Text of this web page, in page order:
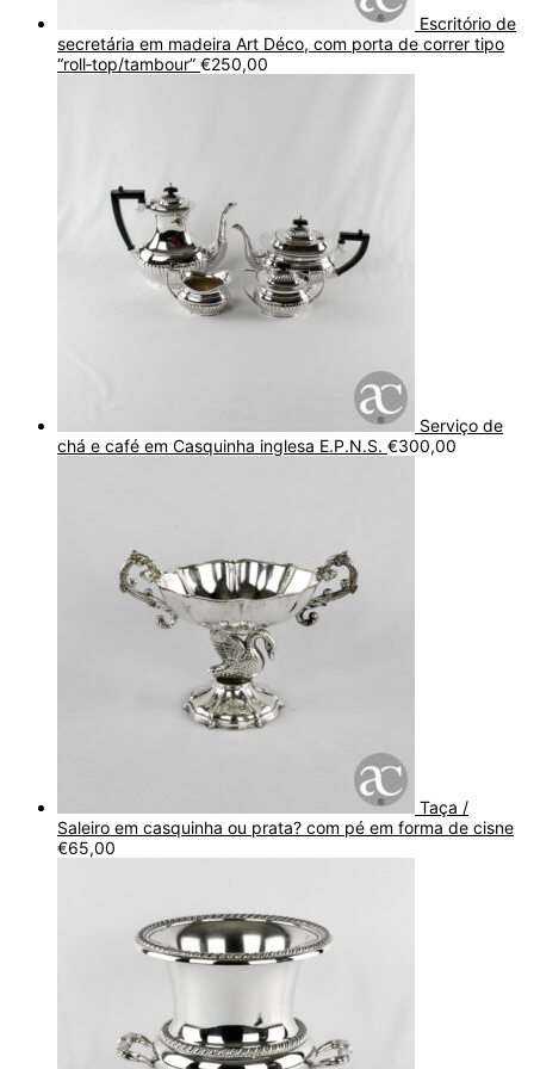
Escritório de
secretária em madeira Art Déco, com porta de correr tipo
“roll‑top/tambour” €250,00
Serviço de
chá e café em Casquinha inglesa E.P.N.S. €300,00
Taça /
Saleiro em casquinha ou prata? com pé em forma de cisne
€65,00